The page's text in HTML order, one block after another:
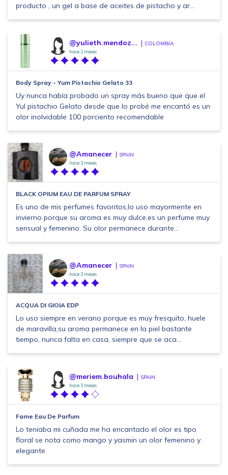
producto , un gel a base de aceites de pistacho y ar...
@yulieth.mendoz... COLOMBIA
hace 2 meses
Body Spray - Yum Pistachio Gelato 33
Uy nunca había probado un spray más bueno que que el
Yul pistachio Gelato desde que lo probé me encantó es un
olor inolvidable 100 porciento recomendable
@Amanecer SPAIN
hace 3 meses
BLACK OPIUM EAU DE PARFUM SPRAY
Es uno de mis perfumes favoritos,lo uso mayormente en
invierno porque su aroma es muy dulce,es un perfume muy
sensual y femenino. Su olor permanece durante...
@Amanecer SPAIN
hace 3 meses
ACQUA DI GIOIA EDP
Lo uso siempre en verano porque es muy fresquito, huele
de maravilla,su aroma permanece en la piel bastante
tiempo, nunca falta en casa, siempre que se aca...
@meriem.bouhala SPAIN
hace 3 meses
Fame Eau De Parfum
Lo teniaba mi cuñada me ha encantado el olor es tipo
floral se nota como mango y yasmin un olor femenino y
elegante